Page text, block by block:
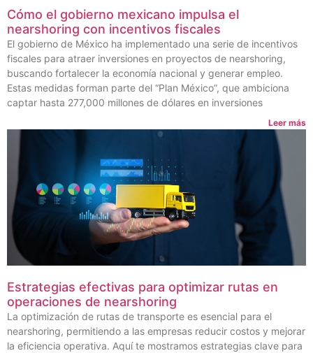
Cómo el gobierno mexicano impulsa el
nearshoring con incentivos fiscales
El gobierno de México ha implementado una serie de incentivos
fiscales para atraer inversiones en proyectos de nearshoring,
buscando fortalecer la economía nacional y generar empleo.
Estas medidas forman parte del “Plan México”, que ambiciona
captar hasta 277,000 millones de dólares en inversiones
Leer más
Estrategias efectivas para optimizar rutas en
operaciones de nearshoring
La optimización de rutas de transporte es esencial para el
nearshoring, permitiendo a las empresas reducir costos y mejorar
la eficiencia operativa. Aquí te mostramos estrategias clave para